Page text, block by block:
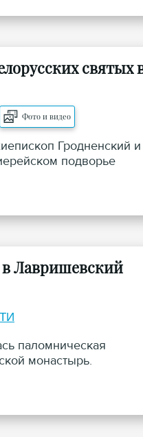
святых
Фото и видео
Гродненский и
подворье
Лавришевский
паломническая
монастырь.